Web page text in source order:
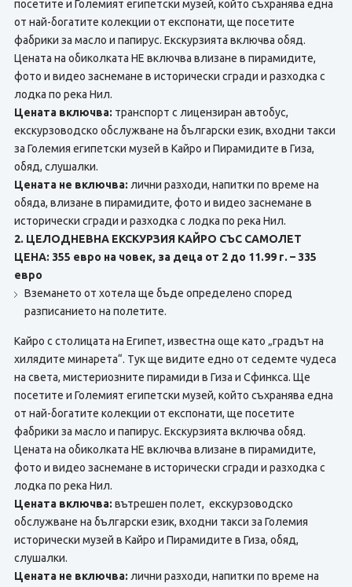
посетите и Големият египетски музей, който съхранява една
от най-богатите колекции от експонати, ще посетите
фабрики за масло и папирус. Екскурзията включва обяд.
Цената на обиколката НЕ включва влизане в пирамидите,
фото и видео заснемане в исторически сгради и разходка с
лодка по река Нил.
Цената включва: транспорт с лицензиран автобус,
екскурзоводско обслужване на български език, входни такси
за Големия египетски музей в Кайро и Пирамидите в Гиза,
обяд, слушалки.
Цената не включва: лични разходи, напитки по време на
обяда, влизане в пирамидите, фото и видео заснемане в
исторически сгради и разходка с лодка по река Нил.
2. ЦЕЛОДНЕВНА ЕКСКУРЗИЯ КАЙРО СЪС САМОЛЕТ
ЦЕНА: 355 евро на човек, за деца от 2 до 11.99 г. – 335
евро
Вземането от хотела ще бъде определено според
разписанието на полетите.
Кайро с столицата на Египет, известна още като „градът на
хилядите минарета“. Тук ще видите едно от седемте чудеса
на света, мистериозните пирамиди в Гиза и Сфинкса. Ще
посетите и Големият египетски музей, който съхранява една
от най-богатите колекции от експонати, ще посетите
фабрики за масло и папирус. Екскурзията включва обяд.
Цената на обиколката НЕ включва влизане в пирамидите,
фото и видео заснемане в исторически сгради и разходка с
лодка по река Нил.
Цената включва: вътрешен полет, екскурзоводско
обслужване на български език, входни такси за Големия
исторически музей в Кайро и Пирамидите в Гиза, обяд,
слушалки.
Цената не включва: лични разходи, напитки по време на